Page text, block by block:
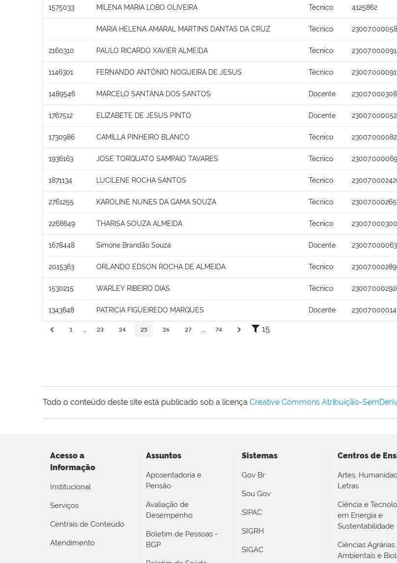
1575033 MILENA MARIA LOBO OLIVEIRA Técnico 4125862
MARIA HELENA AMARAL MARTINS DANTAS DA CRUZ Técnico
2160310 PAULO RICARDO XAVIER ALMEIDA Técnico
1146301 FERNANDO ANTÔNIO NOGUEIRA DE JESUS Técnico
1489546 MARCELO SANTANA DOS SANTOS Docente
1767512 ELIZABETE DE JESUS PINTO Docente
1730986 CAMILLA PINHEIRO BLANCO Técnico
1936163 JOSE TORQUATO SAMPAIO TAVARES Técnico
1871134 LUCILENE ROCHA SANTOS Técnico
2761255 KAROLINE NUNES DA GAMA SOUZA Técnico
2268649 THARISA SOUZA ALMEIDA Técnico
1678448 Simone Brandão Souza Docente
2015363 ORLANDO EDSON ROCHA DE ALMEIDA Técnico
1530215 WARLEY RIBEIRO DIAS Técnico
1343648 PATRICIA FIGUEIREDO MARQUES Docente
1 23 24 25 26 27 74 15
Todo o conteúdo deste site está publicado sob a licença Creative Commons Atribuição-
Acesso a
Informação
Institucional
Serviços
Centrais de Conteúdo
Atendimento
Assuntos
Aposentadoria e
Pensão
Avaliação de
Desempenho
Boletim de Pessoas -
BGP
Sistemas
Gov Br
Sou Gov
SIPAC
SIGRH
SIGAC
Centros de
Artes,
Letras
Ciência e
em Energia e
Sustentabilidade
Ciências Agrárias,
Ambientais e